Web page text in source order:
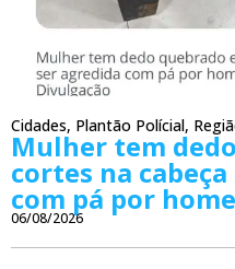
Cidades, Plantão Polícial,
Mulher tem
cortes na
com pá por
06/08/2026